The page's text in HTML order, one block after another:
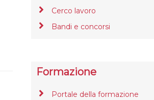
Cerco lavoro
Bandi e concorsi
Formazione
Portale della formazione